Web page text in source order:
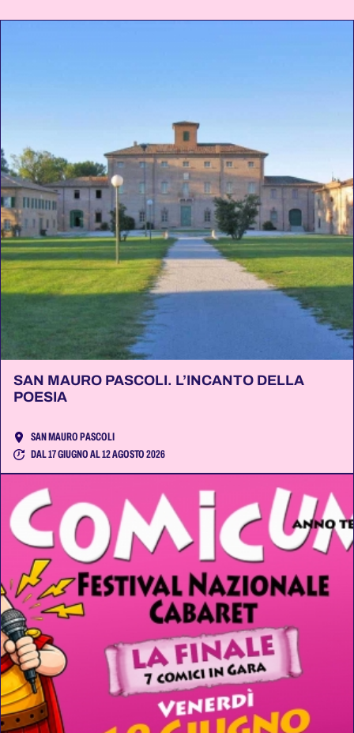
SAN MAURO PASCOLI. L’INCANTO DELLA
POESIA
SAN MAURO PASCOLI
DAL 17 GIUGNO AL 12 AGOSTO 2026